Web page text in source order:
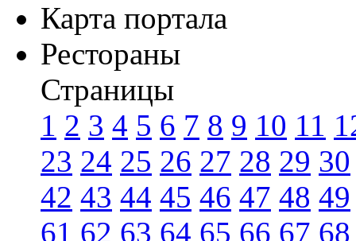
Карта портала
Рестораны
Страницы
1 2 3 4 5 6 7 8 9 10 11
23 24 25 26 27 28 29 30
42 43 44 45 46 47 48 49
61 62 63 64 65 66 67 68